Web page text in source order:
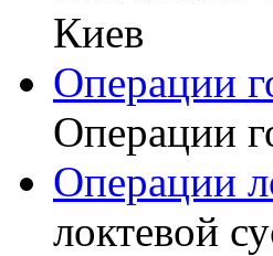
Киев
Операции
Операции
Операции
локтевой